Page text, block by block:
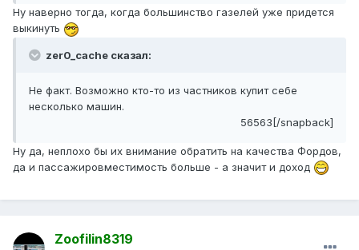
Ну наверно тогда, когда большинство газелей уже придется
выкинуть
zer0_cache сказал:
Не факт. Возможно кто-то из частников купит себе
несколько машин.
56563[/snapback]
Ну да, неплохо бы их внимание обратить на качества Фордов,
да и пассажировместимость больше - а значит и доход
Zoofilin8319